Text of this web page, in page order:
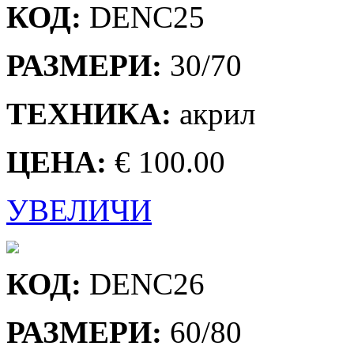
КОД: DENC25
РАЗМЕРИ: 30/70
ТЕХНИКА: акрил
ЦЕНА: € 100.00
УВЕЛИЧИ
КОД: DENC26
РАЗМЕРИ: 60/80